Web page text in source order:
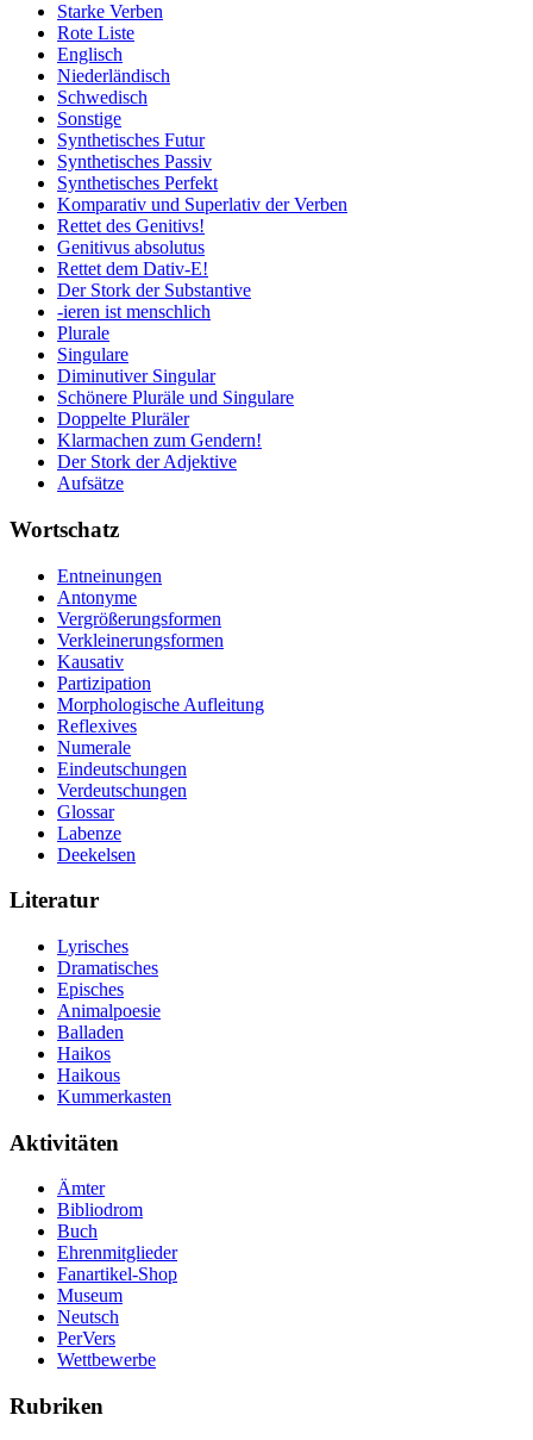
Starke Verben
Rote Liste
Englisch
Niederländisch
Schwedisch
Sonstige
Synthetisches Futur
Synthetisches Passiv
Synthetisches Perfekt
Komparativ und Superlativ der Verben
Rettet des Genitivs!
Genitivus absolutus
Rettet dem Dativ-E!
Der Stork der Substantive
-ieren ist menschlich
Plurale
Singulare
Diminutiver Singular
Schönere Pluräle und Singulare
Doppelte Pluräler
Klarmachen zum Gendern!
Der Stork der Adjektive
Aufsätze
Wortschatz
Entneinungen
Antonyme
Vergrößerungsformen
Verkleinerungsformen
Kausativ
Partizipation
Morphologische Aufleitung
Reflexives
Numerale
Eindeutschungen
Verdeutschungen
Glossar
Labenze
Deekelsen
Literatur
Lyrisches
Dramatisches
Episches
Animalpoesie
Balladen
Haikos
Haikous
Kummerkasten
Aktivitäten
Ämter
Bibliodrom
Buch
Ehrenmitglieder
Fanartikel-Shop
Museum
Neutsch
PerVers
Wettbewerbe
Rubriken